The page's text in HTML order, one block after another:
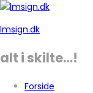
lmsign.dk
alt i skilte…!
Forside